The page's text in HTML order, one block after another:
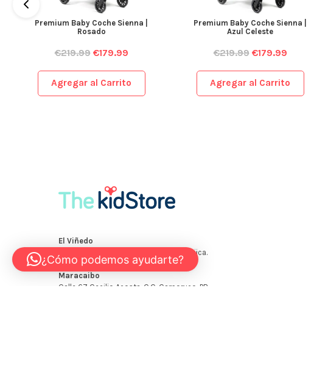
Premium Baby Coche Sienna |
Rosado
€219.99 €179.99
Agregar al Carrito
Premium Baby Coche Sienna |
Azul Celeste
€219.99 €179.99
Agregar al Carrito
¿Cómo podemos ayudarte?